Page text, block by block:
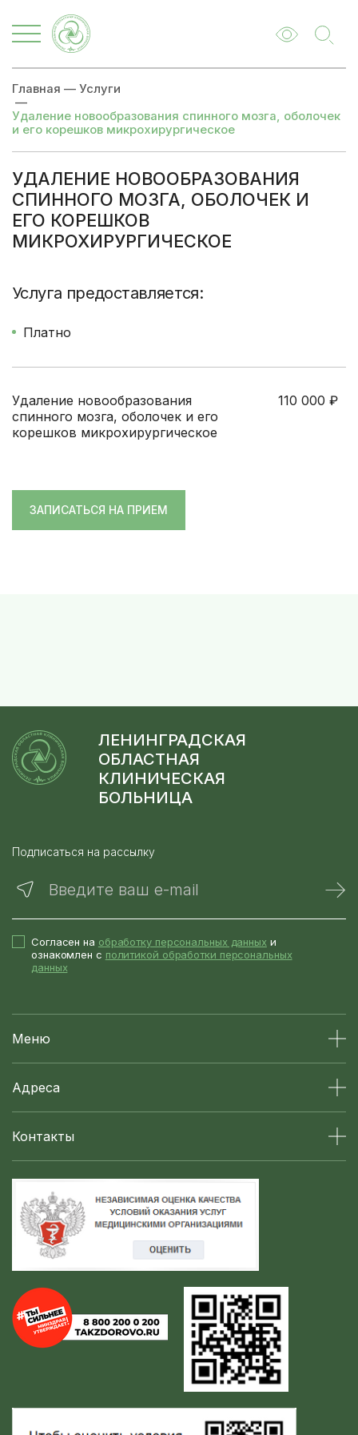
Главная — Услуги
—
Удаление новообразования спинного мозга, оболочек
и его корешков микрохирургическое
УДАЛЕНИЕ НОВООБРАЗОВАНИЯ
СПИННОГО МОЗГА, ОБОЛОЧЕК И
ЕГО КОРЕШКОВ
МИКРОХИРУРГИЧЕСКОЕ
Цены Записаться
Услуга предоставляется:
Платно
Удаление новообразования
спинного мозга, оболочек и его
корешков микрохирургическое
110 000 ₽
ЗАПИСАТЬСЯ НА ПРИЕМ
ЛЕНИНГРАДСКАЯ
ОБЛАСТНАЯ
КЛИНИЧЕСКАЯ
БОЛЬНИЦА
Подписаться на рассылку
Введите ваш e-mail
Согласен на обработку персональных данных и
ознакомлен с политикой обработки персональных
данных
Меню
Адреса
Контакты